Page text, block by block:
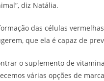
diz Natália.
das células
que ela é capaz de
o suplemento de
várias opções de